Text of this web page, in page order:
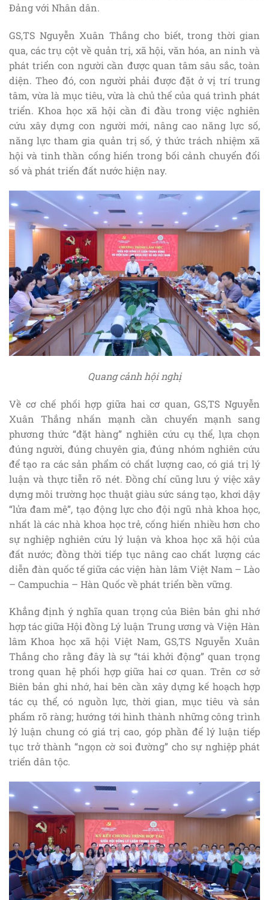
Đảng với Nhân dân.
GS,TS Nguyễn Xuân Thắng cho biết, trong thời gian
qua, các trụ cột về quản trị, xã hội, văn hóa, an ninh và
phát triển con người cần được quan tâm sâu sắc, toàn
diện. Theo đó, con người phải được đặt ở vị trí trung
tâm, vừa là mục tiêu, vừa là chủ thể của quá trình phát
triển. Khoa học xã hội cần đi đầu trong việc nghiên
cứu xây dựng con người mới, nâng cao năng lực số,
năng lực tham gia quản trị số, ý thức trách nhiệm xã
hội và tinh thần cống hiến trong bối cảnh chuyển đổi
số và phát triển đất nước hiện nay.
Quang cảnh hội nghị
Về cơ chế phối hợp giữa hai cơ quan, GS,TS Nguyễn
Xuân Thắng nhấn mạnh cần chuyển mạnh sang
phương thức “đặt hàng” nghiên cứu cụ thể, lựa chọn
đúng người, đúng chuyên gia, đúng nhóm nghiên cứu
để tạo ra các sản phẩm có chất lượng cao, có giá trị lý
luận và thực tiễn rõ nét. Đồng chí cũng lưu ý việc xây
dựng môi trường học thuật giàu sức sáng tạo, khơi dậy
“lửa đam mê”, tạo động lực cho đội ngũ nhà khoa học,
nhất là các nhà khoa học trẻ, cống hiến nhiều hơn cho
sự nghiệp nghiên cứu lý luận và khoa học xã hội của
đất nước; đồng thời tiếp tục nâng cao chất lượng các
diễn đàn quốc tế giữa các viện hàn lâm Việt Nam – Lào
– Campuchia – Hàn Quốc về phát triển bền vững.
Khẳng định ý nghĩa quan trọng của Biên bản ghi nhớ
hợp tác giữa Hội đồng Lý luận Trung ương và Viện Hàn
lâm Khoa học xã hội Việt Nam, GS,TS Nguyễn Xuân
Thắng cho rằng đây là sự “tái khởi động” quan trọng
trong quan hệ phối hợp giữa hai cơ quan. Trên cơ sở
Biên bản ghi nhớ, hai bên cần xây dựng kế hoạch hợp
tác cụ thể, có nguồn lực, thời gian, mục tiêu và sản
phẩm rõ ràng; hướng tới hình thành những công trình
lý luận chung có giá trị cao, góp phần để lý luận tiếp
tục trở thành “ngọn cờ soi đường” cho sự nghiệp phát
triển dân tộc.